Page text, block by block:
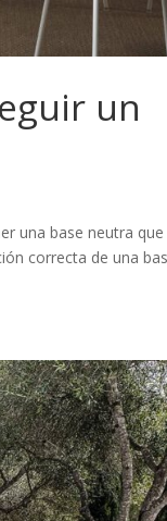
un
una base neutra que
correcta de una